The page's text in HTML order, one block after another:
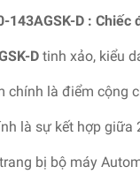
143AGSK-D :
D tinh xảo, kiểu
là điểm cộng
là sự kết hợp giữa
bị bộ máy